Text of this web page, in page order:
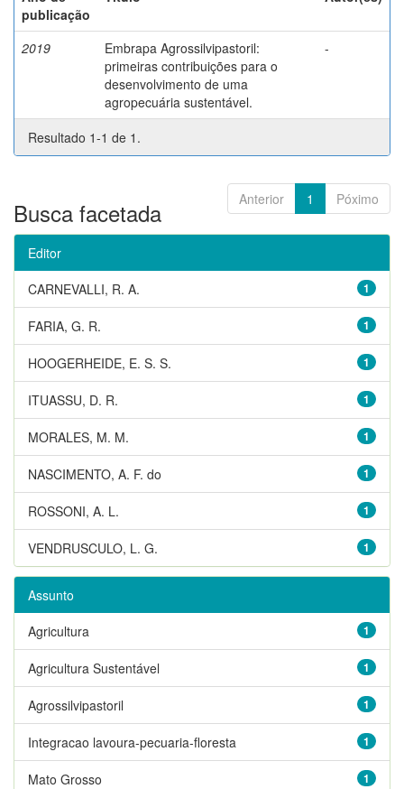
publicação
2019
Embrapa Agrossilvipastoril:
primeiras contribuições para o
desenvolvimento de uma
agropecuária sustentável.
-
Resultado 1-1 de 1.
Anterior 1 Póximo
Busca facetada
Editor
1
CARNEVALLI, R. A.
1
FARIA, G. R.
1
HOOGERHEIDE, E. S. S.
1
ITUASSU, D. R.
1
MORALES, M. M.
1
NASCIMENTO, A. F. do
1
ROSSONI, A. L.
1
VENDRUSCULO, L. G.
Assunto
1
Agricultura
1
Agricultura Sustentável
1
Agrossilvipastoril
1
Integracao lavoura-pecuaria-floresta
1
Mato Grosso